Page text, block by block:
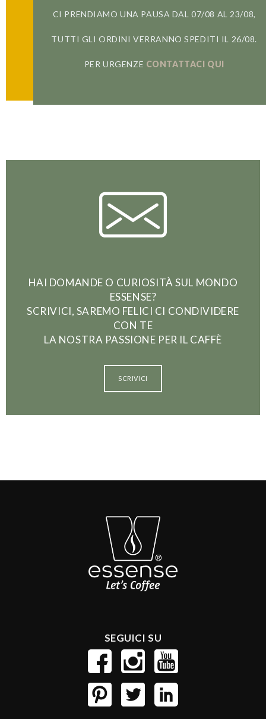
E VIVI IN PRIMA PERSONA
ISCRIVITI
HAI DOMANDE O CURIOSITÀ SUL MONDO
ESSENSE?
SCRIVICI, SAREMO FELICI CI CONDIVIDERE
CON TE
LA NOSTRA PASSIONE PER IL CAFFÈ
SCRIVICI
SEGUICI SU
CI PRENDIAMO UNA PAUSA DAL 07/08 AL 23/08,
TUTTI GLI ORDINI VERRANNO SPEDITI IL 26/08.
PER URGENZE CONTATTACI QUI